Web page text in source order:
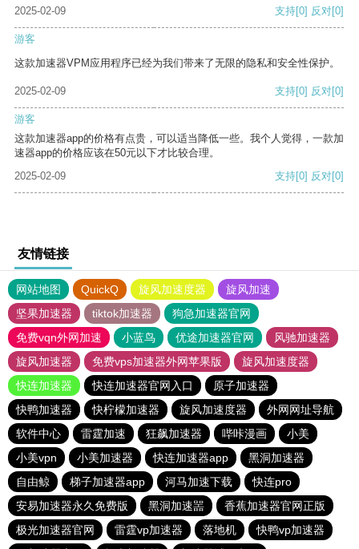
2025-02-09 支持[0] 反对[0]
游客
这款加速器VPM应用程序已经为我们带来了无限的隐私和安全性保护。
2025-02-09 支持[0] 反对[0]
游客
这款加速器app的价格有点贵，可以适当降低一些。我个人觉得，一款加
速器app的价格应该在50元以下才比较合理。
2025-02-09
支持[0] 反对[0]
友情链接
网站地图 QuickQ 旋风加速度器
旋风加速
坚果加速器
tiktok加速器
狗急加速器官网
免费vqn外网加速
小蓝鸟 优途加速器官网
风驰加速器
旋风加速器
免费vps加速器外网苹果版
旋风加速度器
快连加速器
快连加速器官网入口
原子加速器
快鸭加速器
快柠檬加速器 旋风加速度器
外网网址导航
软件中心
雷霆加速 狂飙加速器 哔咔漫画
小美
小美vpn
小美加速器 快连加速器app
黑洞加速器
自由鲸
梯子加速器app 河马加速下载
快连pro
安易加速器永久免费版
黑洞加速噐
香蕉加速器官网正版
极光加速器官网
雷霆vp加速器 落地机
快鸭vp加速器